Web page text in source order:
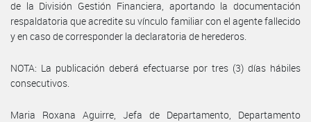
de la División Gestión Financiera, aportando la documentación
respaldatoria que acredite su vínculo familiar con el agente fallecido
y en caso de corresponder la declaratoria de herederos.
NOTA: La publicación deberá efectuarse por tres (3) días hábiles
consecutivos.
Maria Roxana Aguirre, Jefa de Departamento, Departamento